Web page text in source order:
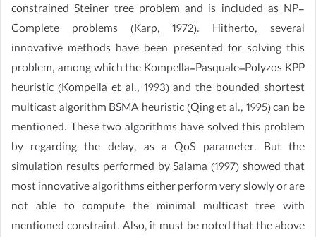
constrained Steiner tree problem and is included as NP-
Complete problems (Karp, 1972). Hitherto, several
innovative methods have been presented for solving this
problem, among which the Kompella–Pasquale–Polyzos KPP
heuristic (Kompella et al., 1993) and the bounded shortest
multicast algorithm BSMA heuristic (Qing et al., 1995) can be
mentioned. These two algorithms have solved this problem
by regarding the delay, as a QoS parameter. But the
simulation results performed by Salama (1997) showed that
most innovative algorithms either perform very slowly or are
not able to compute the minimal multicast tree with
mentioned constraint. Also, it must be noted that the above